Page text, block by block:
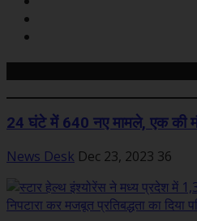
24 घंटे में 640 नए मामले, एक की
News Desk Dec 23, 2023 36